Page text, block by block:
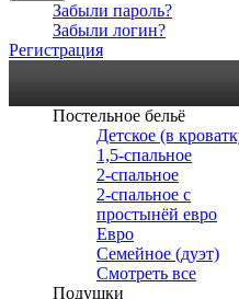
Забыли пароль?
Забыли логин?
Регистрация
Постельное бельё
Детское (в
1,5-спальное
2-спальное
2-спальное с
простынёй евро
Евро
Семейное (дуэт)
Смотреть все
Подушки